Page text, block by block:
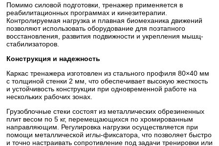
Помимо силовой подготовки, тренажер применяется в
реабилитационных программах и кинезитерапии.
Контролируемая нагрузка и плавная биомеханика движений
позволяют использовать оборудование для поэтапного
восстановления, развития подвижности и укрепления мышц-
стабилизаторов.
Конструкция и надежность
Каркас тренажера изготовлен из стального профиля 80×40 мм
с толщиной стенки 2 мм, что обеспечивает высокую жесткость
и устойчивость конструкции при одновременной работе на
нескольких рабочих зонах.
Грузоблочные стеки состоят из металлических обрезиненных
плит весом по 5 кг, перемещающихся по хромированным
направляющим. Регулировка нагрузки осуществляется при
помощи металлической иглы-фиксатора, что позволяет быстро
и точно настраивать сопротивление под задачи тренировки или